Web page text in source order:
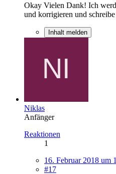
Okay Vielen Dank! Ich
und korrigieren und
Inhalt melden
Niklas
Anfänger
Reaktionen
1
16. Februar 2018 um
#17